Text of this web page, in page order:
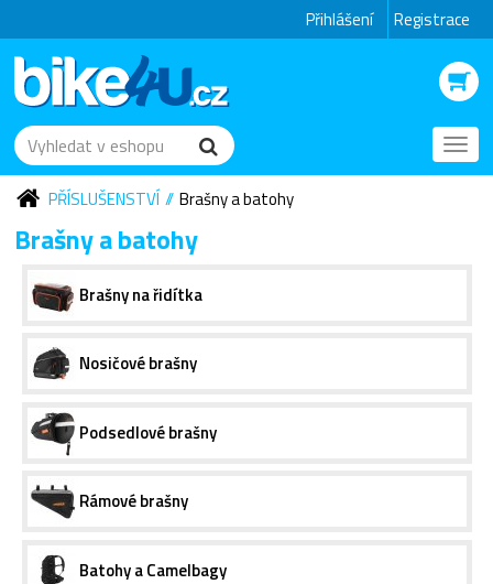
Přihlášení Registrace
PŘÍSLUŠENSTVÍ
Brašny a batohy
Brašny a batohy
Brašny na řidítka
Nosičové brašny
Podsedlové brašny
Rámové brašny
Batohy a Camelbagy